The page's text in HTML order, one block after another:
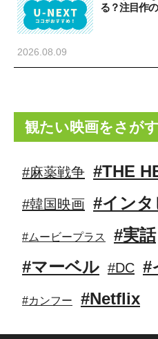
る？注目作
2026.08.09
観たい映画をさがす
#麻薬戦争 #THE
#韓国映画 #インタ
#ムービープラス #実話
#マーベル #DC #
#カンフー #Netflix